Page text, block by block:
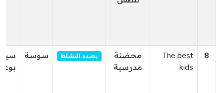
8
The best
kids
محضنة
مدرسية
بصدد النشاط سوسة